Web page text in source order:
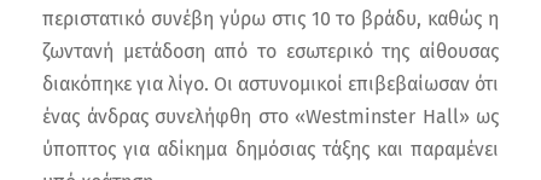
περιστατικό συνέβη γύρω στις 10 το βράδυ, καθώς η
ζωντανή μετάδοση από το εσωτερικό της αίθουσας
διακόπηκε για λίγο. Οι αστυνομικοί επιβεβαίωσαν ότι
ένας άνδρας συνελήφθη στο «Westminster Hall» ως
ύποπτος για αδίκημα δημόσιας τάξης και παραμένει